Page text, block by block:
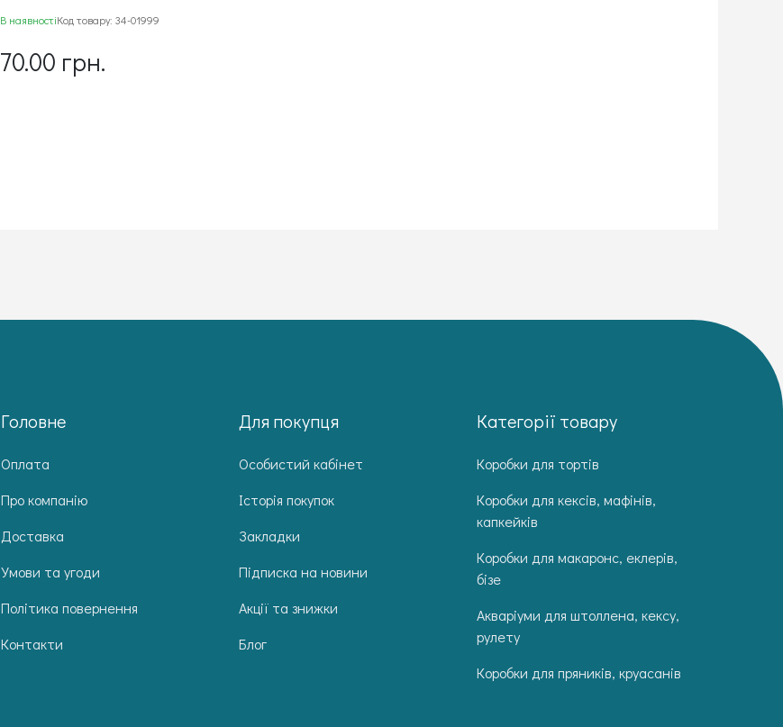
В наявностіКод товару: 34-01999
70.00 грн.
Головне
Оплата
Про компанію
Доставка
Умови та угоди
Політика повернення
Контакти
Для покупця
Особистий кабінет
Історія покупок
Закладки
Підписка на новини
Акції та знижки
Блог
Категорії товару
Коробки для тортів
Коробки для кексів, мафінів,
капкейків
Коробки для макаронс, еклерів,
бізе
Акваріуми для штоллена, кексу,
рулету
Коробки для пряників, круасанів